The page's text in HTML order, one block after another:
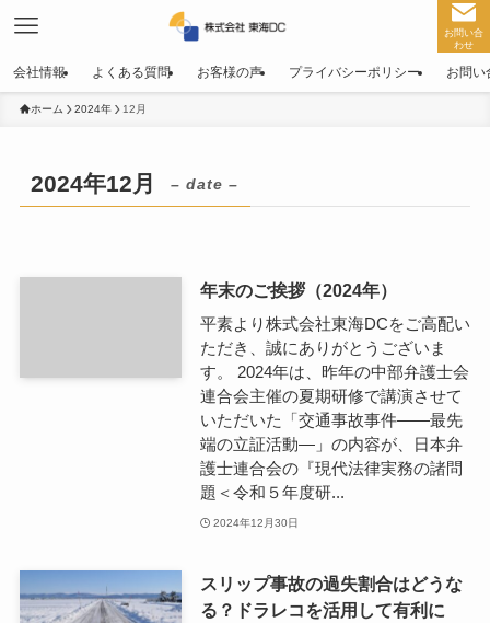
お問い合
わせ
会社情報 よくある質問 お客様の声 プライバシーポリシー お問い
ホーム 2024年 12月
2024年12月 – date –
年末のご挨拶（2024年）
平素より株式会社東海DCをご高配い
ただき、誠にありがとうございま
す。 2024年は、昨年の中部弁護士会
連合会主催の夏期研修で講演させて
いただいた「交通事故事件――最先
端の立証活動―」の内容が、日本弁
護士連合会の『現代法律実務の諸問
題＜令和５年度研...
2024年12月30日
スリップ事故の過失割合はどうな
る？ドラレコを活用して有利に